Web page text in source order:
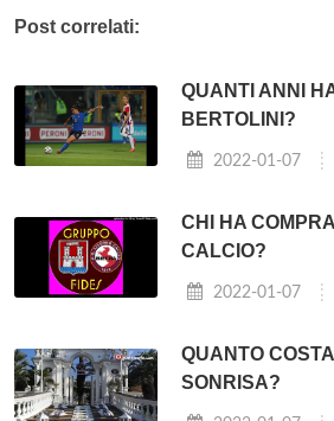
Post correlati:
QUANTI ANNI
BERTOLINI?
2022-01-07
CHI HA
CALCIO?
2022-01-07
QUANTO
SONRISA?